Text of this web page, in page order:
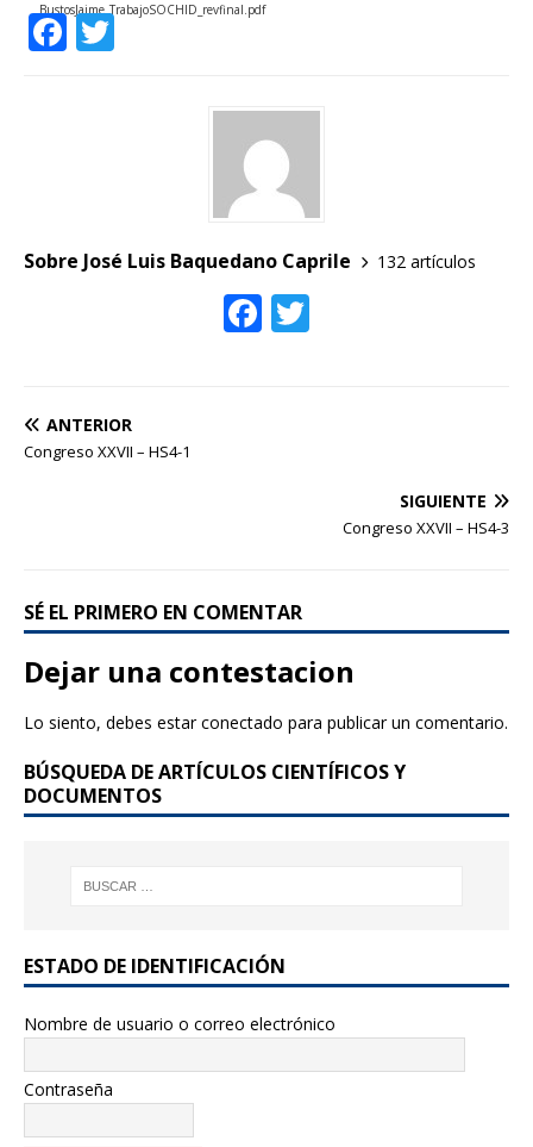
BustosJaime_TrabajoSOCHID_revfinal.pdf
F
o
T
Sobre José Luis Baquedano Caprile 132 artículos
F
ANTERIOR
Congreso XXVII – HS4-1
SIGUIENTE
Congreso XXVII – HS4-3
SÉ EL PRIMERO EN COMENTAR
Dejar una contestacion
Lo siento, debes estarconectado para publicar un comentario.
BÚSQUEDA DE ARTÍCULOS CIENTÍFICOS Y
DOCUMENTOS
ESTADO DE IDENTIFICACIÓN
Nombre de usuario o correo electrónico
Contraseña